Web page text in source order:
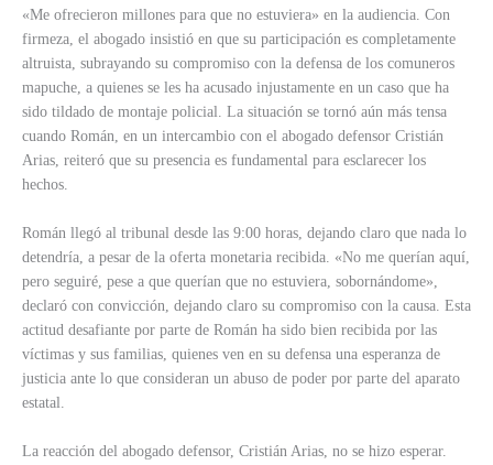
«Me ofrecieron millones para que no estuviera» en la audiencia. Con
firmeza, el abogado insistió en que su participación es completamente
altruista, subrayando su compromiso con la defensa de los comuneros
mapuche, a quienes se les ha acusado injustamente en un caso que ha
sido tildado de montaje policial. La situación se tornó aún más tensa
cuando Román, en un intercambio con el abogado defensor Cristián
Arias, reiteró que su presencia es fundamental para esclarecer los
hechos.
Román llegó al tribunal desde las 9:00 horas, dejando claro que nada lo
detendría, a pesar de la oferta monetaria recibida. «No me querían aquí,
pero seguiré, pese a que querían que no estuviera, sobornándome»,
declaró con convicción, dejando claro su compromiso con la causa. Esta
actitud desafiante por parte de Román ha sido bien recibida por las
víctimas y sus familias, quienes ven en su defensa una esperanza de
justicia ante lo que consideran un abuso de poder por parte del aparato
estatal.
La reacción del abogado defensor, Cristián Arias, no se hizo esperar.